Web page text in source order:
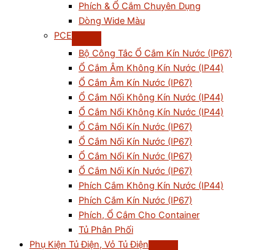
Phích & Ổ Cắm Chuyên Dụng
Dòng Wide Màu
PCE
Bộ Công Tắc Ổ Cắm Kín Nước (IP67)
Ổ Cắm Âm Không Kín Nước (IP44)
Ổ Cắm Âm Kín Nước (IP67)
Ổ Cắm Nối Không Kín Nước (IP44)
Ổ Cắm Nổi Không Kín Nước (IP44)
Ổ Cắm Nổi Kín Nước (IP67)
Ổ Cắm Nối Kín Nước (IP67)
Ổ Cắm Nổi Kín Nước (IP67)
Ổ Cắm Nối Kín Nước (IP67)
Phích Cắm Không Kín Nước (IP44)
Phích Cắm Kín Nước (IP67)
Phích, Ổ Cắm Cho Container
Tủ Phân Phối
Phụ Kiện Tủ Điện, Vỏ Tủ Điện